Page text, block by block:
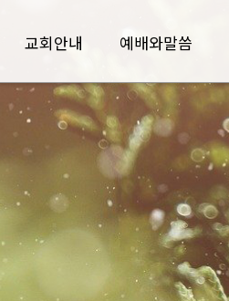
교회안내 예배와말씀